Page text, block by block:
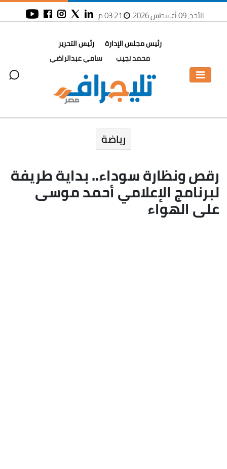
الأحد، 09 أغسطس 2026
رئيس مجلس الإدارة
محمد نجيب
رئيس التحرير
سامي عبدالراضي
رياضة
رقص ونظارة سوداء.. بداية طريفة
لبرنامج الإعلامي أحمد موسى
على الهواء